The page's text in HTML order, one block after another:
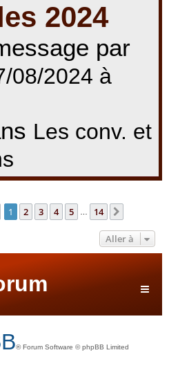
2024
par
08/2024 à
Les conv. et
Page 1sur14
1 2 3 4 5 14
Aller à
® Forum Software © phpBB Limited